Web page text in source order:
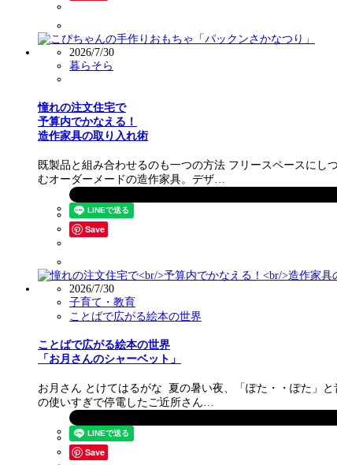
2026/7/30
暮らそら
憧れの注文住宅で
予算内でかなえる！
造作家具の取り入れ術
既製品と組み合わせるのも一つの方法 フリースペースに
むオーダーメードの造作家具。デザ…
Save
2026/7/30
子育て・教育
ことばで広がる絵本の世界
ことばで広がる絵本の世界
「お月さんのシャーベット」
お月さん とけてはるがな 夏の暑い夜、「ぽた・・ぽた」
の使いすぎで停電したご近所さん…
Save